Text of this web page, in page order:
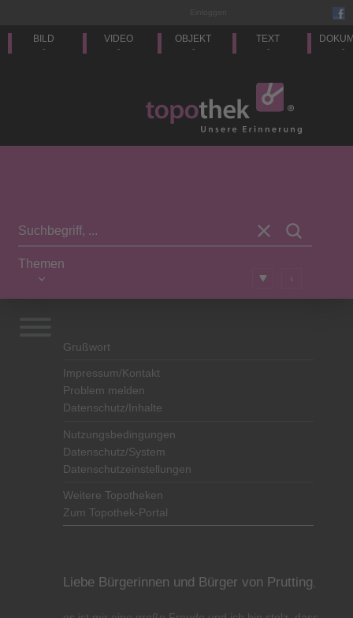
BILD
-
VIDEO
-
OBJEKT
-
TEXT
- -
Themen
i
Grußwort
Impressum/Kontakt
Problem melden
Datenschutz/Inhalte
Nutzungsbedingungen
Datenschutz/System
Datenschutzeinstellungen
Weitere Topotheken
Zum Topothek-Portal
Liebe Bürgerinnen und Bürger von Prutting